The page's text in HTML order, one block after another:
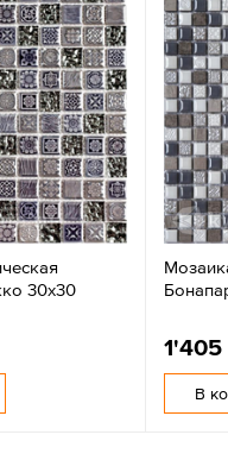
30х30
1'405
В